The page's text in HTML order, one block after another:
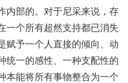
内部的。对于尼采来说，存
一个所有超然支持都已消失
赋予一个人直接的倾向、动
统一的感性、一种支配性的
本能将所有事物整合为一个